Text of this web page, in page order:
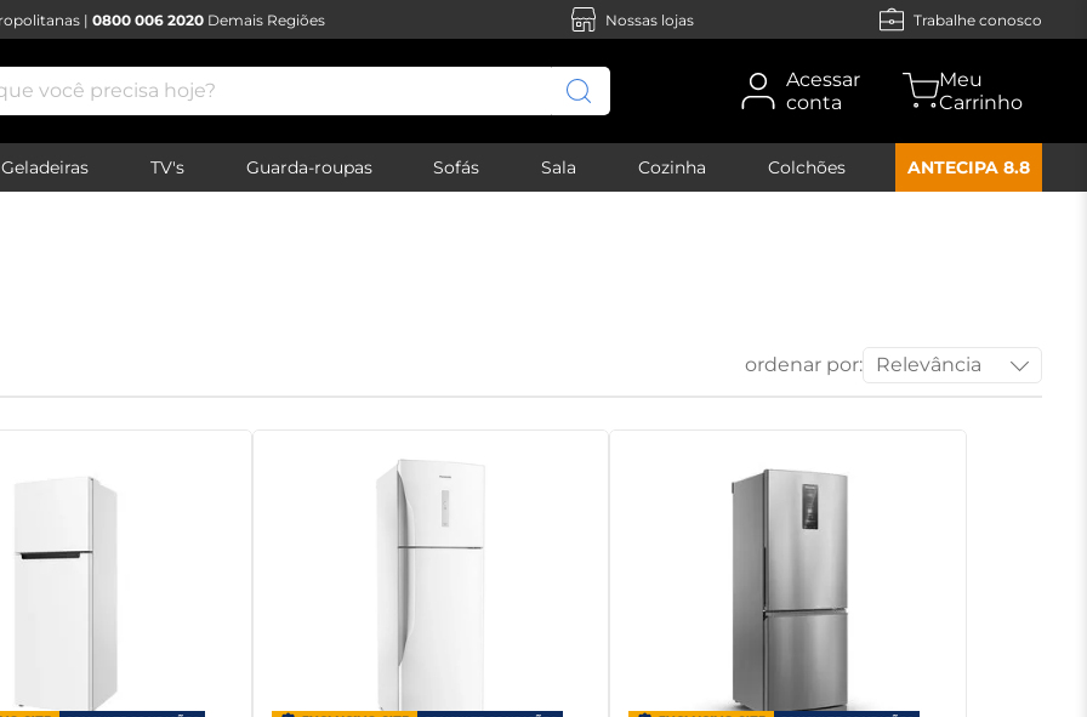
| 0800 006 2020 Demais Regiões Nossas lojas Trabalhe conosco
você precisa hoje?
Acessar
conta
Geladeiras TV's Guarda-roupas Sofás Sala Cozinha Colchões ANTECIPA 8.8
ordenar por: Relevância